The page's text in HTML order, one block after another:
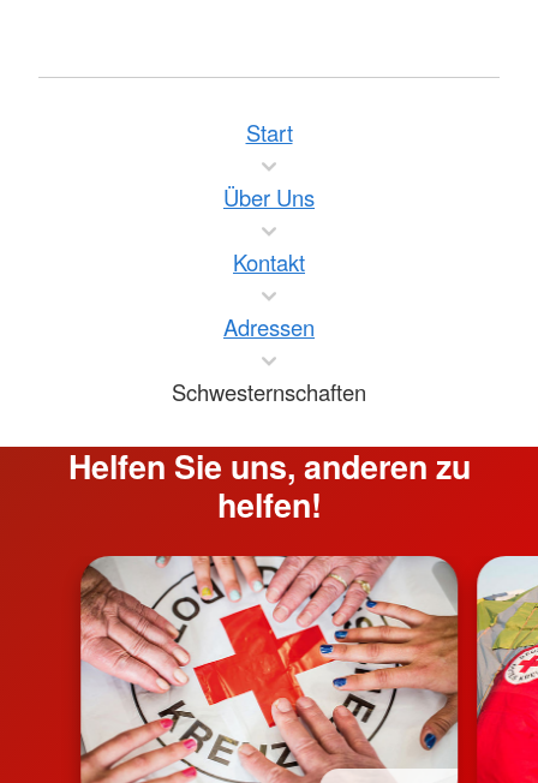
Start
Über Uns
Kontakt
Adressen
Schwesternschaften
Helfen Sie uns, anderen zu
helfen!